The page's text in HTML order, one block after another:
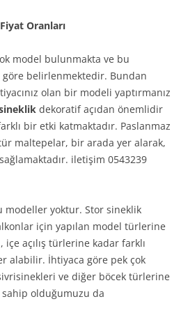
Oranları
model bulunmakta ve bu
belirlenmektedir. Bundan
olan bir modeli yaptırmanız
dekoratif açıdan önemlidir
bir etki katmaktadır. Paslanmaz
maltepelar, bir arada yer alarak,
iletişim 0543239
modeller yoktur. Stor sineklik
için yapılan model türlerine
içe açılış türlerine kadar farklı
alabilir. İhtiyaca göre pek çok
ve diğer böcek türlerine
olduğumuzu da